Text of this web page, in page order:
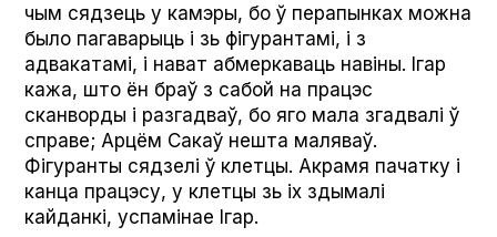
чым сядзець у камэры, бо ў перапынках можна
было пагаварыць і зь фігурантамі, і з
адвакатамі, і нават абмеркаваць навіны. Ігар
кажа, што ён браў з сабой на працэс
сканворды і разгадваў, бо яго мала згадвалі ў
справе; Арцём Сакаў нешта маляваў.
Фігуранты сядзелі ў клетцы. Акрамя пачатку і
канца працэсу, у клетцы зь іх здымалі
кайданкі, успамінае Ігар.